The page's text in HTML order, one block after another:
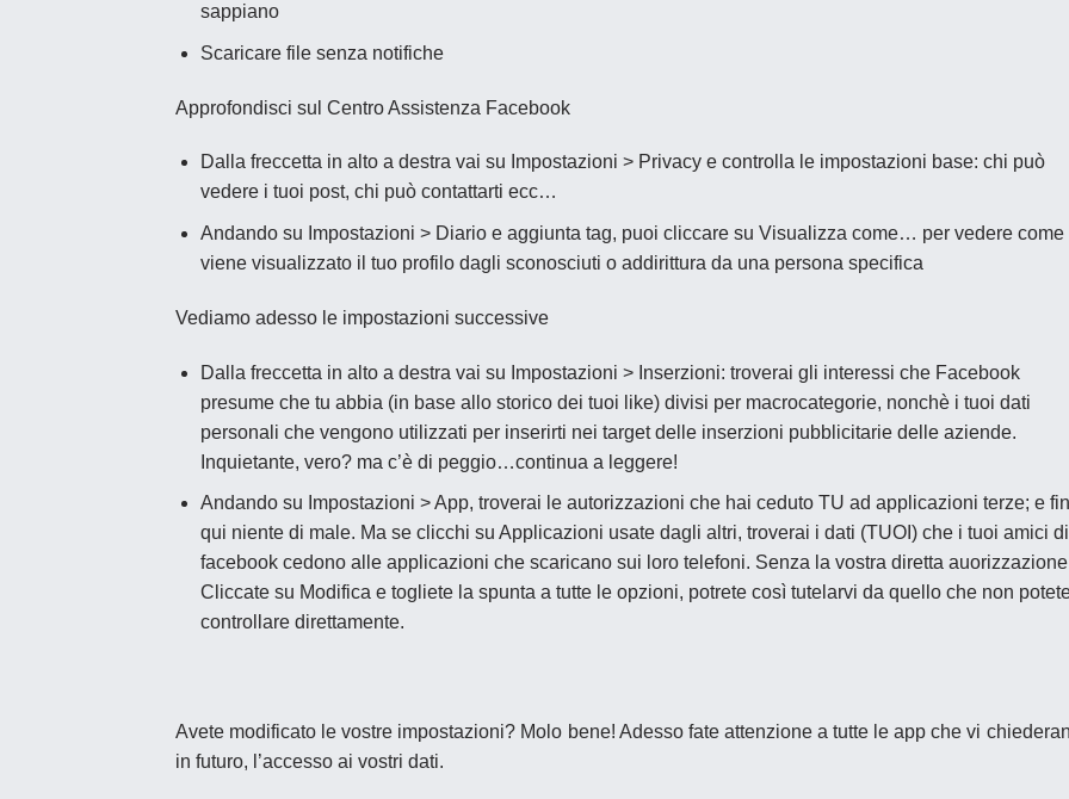
sappiano
Scaricare file senza notifiche
Approfondisci sul Centro Assistenza Facebook
Dalla freccetta in alto a destra vai su Impostazioni > Privacy e controlla le impostazioni base: chi può
vedere i tuoi post, chi può contattarti ecc…
Andando su Impostazioni > Diario e aggiunta tag, puoi cliccare su Visualizza come… per vedere come
viene visualizzato il tuo profilo dagli sconosciuti o addirittura da una persona specifica
Vediamo adesso le impostazioni successive
Dalla freccetta in alto a destra vai su Impostazioni > Inserzioni: troverai gli interessi che Facebook
presume che tu abbia (in base allo storico dei tuoi like) divisi per macrocategorie, nonchè i tuoi dati
personali che vengono utilizzati per inserirti nei target delle inserzioni pubblicitarie delle aziende.
Inquietante, vero? ma c’è di peggio…continua a leggere!
Andando su Impostazioni > App, troverai le autorizzazioni che hai ceduto TU ad applicazioni terze; e fin
qui niente di male. Ma se clicchi su Applicazioni usate dagli altri, troverai i dati (TUOI) che i tuoi amici di
facebook cedono alle applicazioni che scaricano sui loro telefoni. Senza la vostra diretta
Cliccate su Modifica e togliete la spunta a tutte le opzioni, potrete così tutelarvi da quello che non
controllare direttamente.
Avete modificato le vostre impostazioni? Molo bene! Adesso fate attenzione a tutte le app che vi
in futuro, l’accesso ai vostri dati.